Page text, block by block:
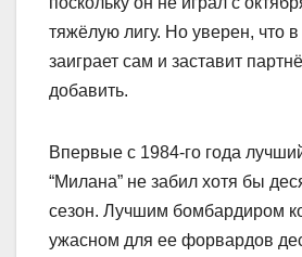
тяжёлую лигу. Но уверен, что в
заиграет сам и заставит
добавить.
Впервые с 1984-го года
“Милана” не забил хотя бы
сезон. Лучшим бомбардиром
ужасном для ее форвардов